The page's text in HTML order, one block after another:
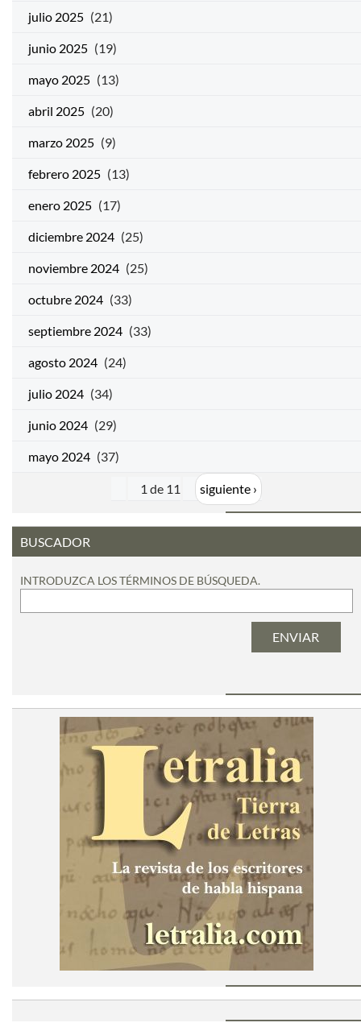
julio 2025 (21)
junio 2025 (19)
mayo 2025 (13)
abril 2025 (20)
marzo 2025 (9)
febrero 2025 (13)
enero 2025 (17)
diciembre 2024 (25)
noviembre 2024 (25)
octubre 2024 (33)
septiembre 2024 (33)
agosto 2024 (24)
julio 2024 (34)
junio 2024 (29)
mayo 2024 (37)
1 de 11 siguiente ›
BUSCADOR
INTRODUZCA LOS TÉRMINOS DE BÚSQUEDA.